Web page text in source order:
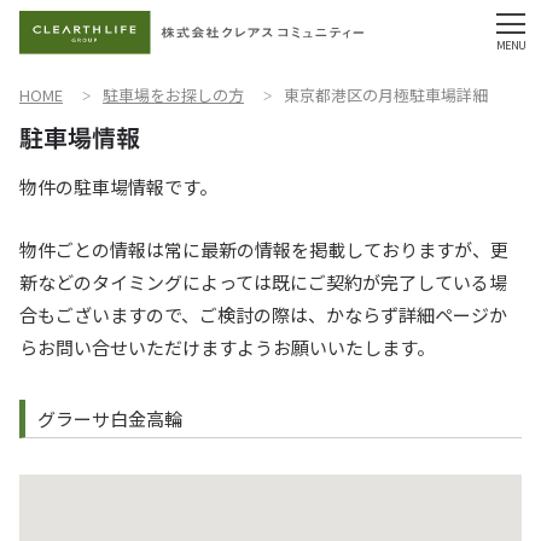
HOME 駐車場をお探しの方 東京都港区の月極駐車場詳細
物件の駐車場情報です。
物件ごとの情報は常に最新の情報を掲載しておりますが、更
新などのタイミングによっては既にご契約が完了している場
合もございますので、ご検討の際は、かならず詳細ページか
らお問い合せいただけますようお願いいたします。
グラーサ白金高輪